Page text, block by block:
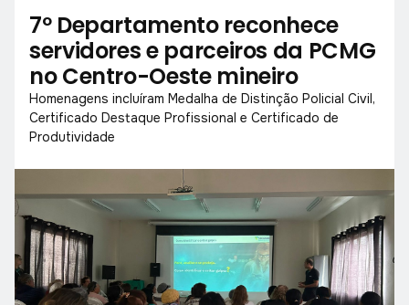
7º Departamento reconhece
servidores e parceiros da PCMG
no Centro-Oeste mineiro
Homenagens incluíram Medalha de Distinção Policial Civil,
Certificado Destaque Profissional e Certificado de
Produtividade